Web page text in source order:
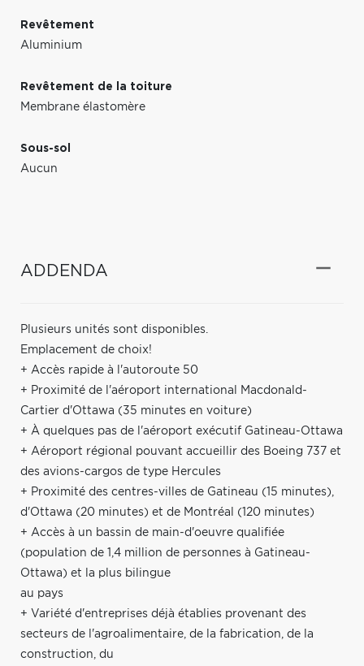
Revêtement
Aluminium
Revêtement de la toiture
Membrane élastomère
Sous-sol
Aucun
ADDENDA
Plusieurs unités sont disponibles.
Emplacement de choix!
+ Accès rapide à l'autoroute 50
+ Proximité de l'aéroport international Macdonald-
Cartier d'Ottawa (35 minutes en voiture)
+ À quelques pas de l'aéroport exécutif Gatineau-Ottawa
+ Aéroport régional pouvant accueillir des Boeing 737 et
des avions-cargos de type Hercules
+ Proximité des centres-villes de Gatineau (15 minutes),
d'Ottawa (20 minutes) et de Montréal (120 minutes)
+ Accès à un bassin de main-d'oeuvre qualifiée
(population de 1,4 million de personnes à Gatineau-
Ottawa) et la plus bilingue
au pays
+ Variété d'entreprises déjà établies provenant des
secteurs de l'agroalimentaire, de la fabrication, de la
construction, du